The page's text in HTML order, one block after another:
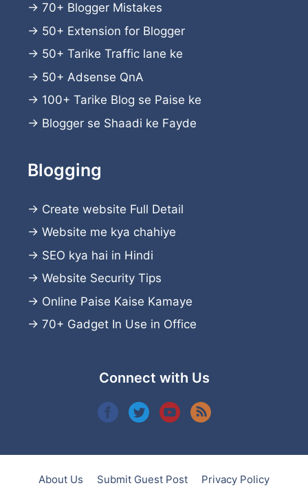
→ 70+ Blogger Mistakes
→ 50+ Extension for Blogger
→ 50+ Tarike Traffic lane ke
→ 50+ Adsense QnA
→ 100+ Tarike Blog se Paise ke
→ Blogger se Shaadi ke Fayde
Blogging
→ Create website Full Detail
→ Website me kya chahiye
→ SEO kya hai in Hindi
→ Website Security Tips
→ Online Paise Kaise Kamaye
→ 70+ Gadget In Use in Office
Connect with Us
About Us Submit Guest Post Privacy Policy